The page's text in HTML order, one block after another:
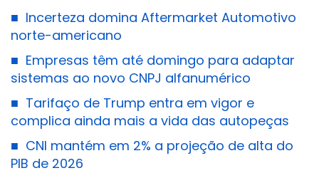
■ Incerteza domina Aftermarket Automotivo
norte-americano
■ Empresas têm até domingo para adaptar
sistemas ao novo CNPJ alfanumérico
■ Tarifaço de Trump entra em vigor e
complica ainda mais a vida das autopeças
■ CNI mantém em 2% a projeção de alta do
PIB de 2026